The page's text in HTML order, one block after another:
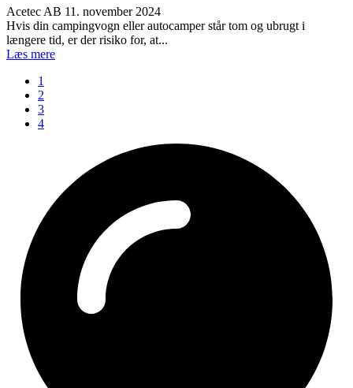
Acetec AB 11. november 2024
Hvis din campingvogn eller autocamper står tom og ubrugt i
længere tid, er der risiko for, at...
Læs mere
1
2
3
4